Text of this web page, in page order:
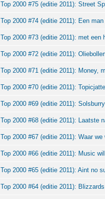
Top 2000 #75 (editie 2011): Street
Top 2000 #74 (editie 2011): Een
Top 2000 #73 (editie 2011): met een
Top 2000 #72 (editie 2011):
Top 2000 #71 (editie 2011): Money,
Top 2000 #70 (editie 2011):
Top 2000 #69 (editie 2011): Solsburry
Top 2000 #68 (editie 2011): Laatste
Top 2000 #67 (editie 2011): Waar
Top 2000 #66 (editie 2011): Music
Top 2000 #65 (editie 2011): Aint no
Top 2000 #64 (editie 2011):